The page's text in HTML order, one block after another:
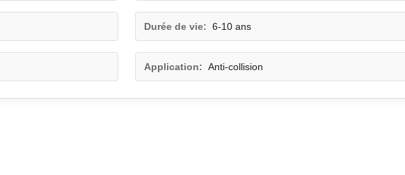
Durée de vie: 6-10 ans
Application: Anti-collision